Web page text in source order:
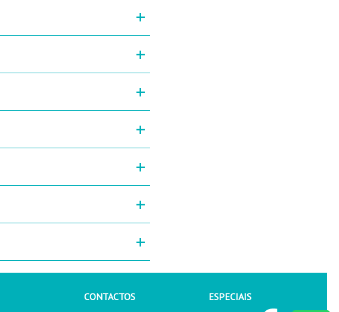
+
+
+
+
+
+
+
CONTACTOS ESPECIAIS